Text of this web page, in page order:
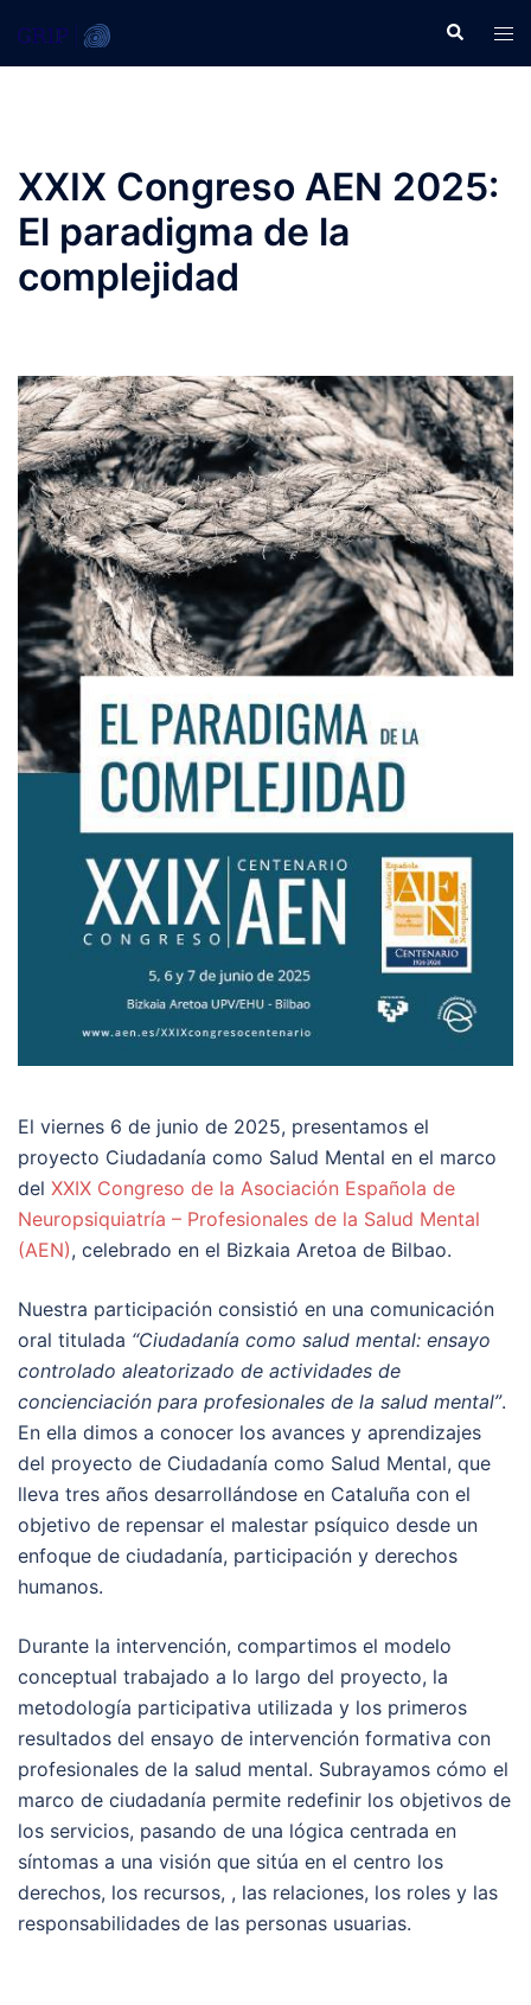
Buscar
XXIX Congreso AEN 2025:
El paradigma de la
complejidad
El viernes 6 de junio de 2025, presentamos el
proyecto Ciudadanía como Salud Mental en el marco
del XXIX Congreso de la Asociación Española de
Neuropsiquiatría – Profesionales de la Salud Mental
(AEN), celebrado en el Bizkaia Aretoa de Bilbao.
Nuestra participación consistió en una comunicación
oral titulada “Ciudadanía como salud mental: ensayo
controlado aleatorizado de actividades de
concienciación para profesionales de la salud mental”.
En ella dimos a conocer los avances y aprendizajes
del proyecto de Ciudadanía como Salud Mental, que
lleva tres años desarrollándose en Cataluña con el
objetivo de repensar el malestar psíquico desde un
enfoque de ciudadanía, participación y derechos
humanos.
Durante la intervención, compartimos el modelo
conceptual trabajado a lo largo del proyecto, la
metodología participativa utilizada y los primeros
resultados del ensayo de intervención formativa con
profesionales de la salud mental. Subrayamos cómo el
marco de ciudadanía permite redefinir los objetivos de
los servicios, pasando de una lógica centrada en
síntomas a una visión que sitúa en el centro los
derechos, los recursos, , las relaciones, los roles y las
responsabilidades de las personas usuarias.